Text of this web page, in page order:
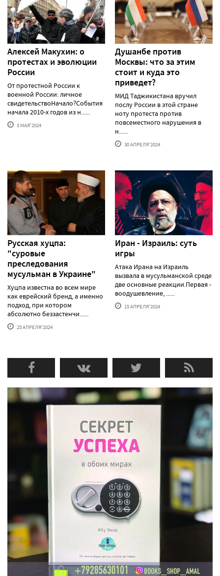
Алексей Макуxин: о
протестаx и эволюции
России
От протестной России к
военной России: личное
свидетельствоНачало?События
начала 2010-х годов из н......
3 МАЯ'2024
Душанбе против
Москвы: что за этим
стоит и куда это
приведет?
МИД Таджикистана вручил
послу России в этой стране
ноту протеста против
повсеместного нарушения в
н......
30 АПРЕЛЯ'2024
Русская хуцпа:
"суровые
преследования
мусульман в Украине"
Хуцпа известна во всем мире
как еврейский бренд, а именно
подход, при котором
абсолютно беззастенчи......
25 АПРЕЛЯ'2024
Иран - Израиль: суть
игры
Атака Ирана на Израиль
вызвала в мусульманской среде
две основные реакции.Первая -
воодушевление, ......
15 АПРЕЛЯ'2024